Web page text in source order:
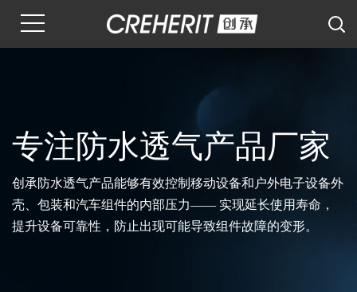
专注防水透气产品厂家
创承防水透气产品能够有效控制移动设备和户外电子设备外
壳、包装和汽车组件的内部压力—— 实现延长使用寿命，
提升设备可靠性，防止出现可能导致组件故障的变形。